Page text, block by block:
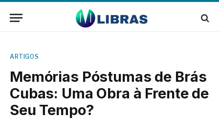
ARTIGOS
Memórias Póstumas de Brás
Cubas: Uma Obra à Frente de
Seu Tempo?